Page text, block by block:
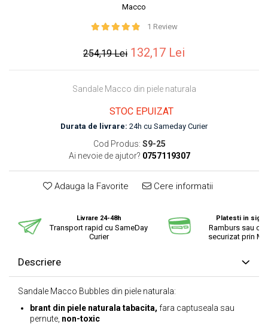
Macco
1 Review
254,19 Lei 132,17 Lei
Sandale Macco din piele naturala
STOC EPUIZAT
Durata de livrare: 24h cu Sameday Curier
Cod Produs: S9-25
Ai nevoie de ajutor? 0757119307
Adauga la Favorite Cere informatii
Livrare 24-48h
Transport rapid cu SameDay
Curier
Platesti in
Ramburs sau cu
securizat prin
Descriere
Sandale Macco Bubbles din piele naturala:
brant din piele naturala tabacita, fara captuseala sau
pernute, non-toxic